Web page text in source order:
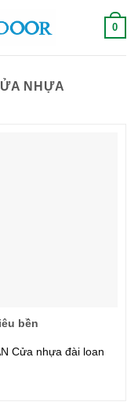
0
NHỰA
bền
Cửa nhựa đài loan